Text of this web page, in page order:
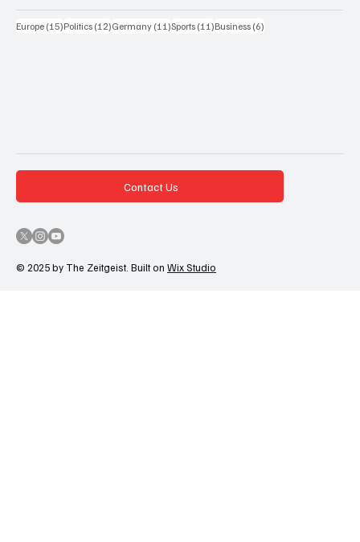
Europe (15)15 Beiträge
Politics (12)12 Beiträge
Germany (11)11 Beiträge
Sports (11)11 Beiträge
Business (6)
© 2025 by The Zeitgeist. Built on Wix Studio
Contact Us